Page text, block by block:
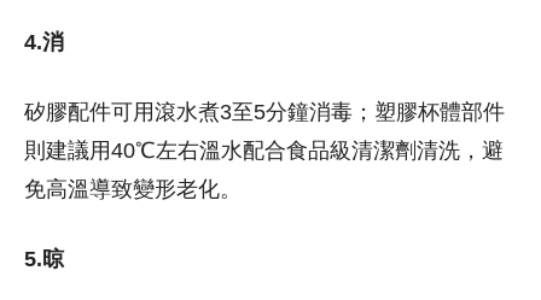
4.消
矽膠配件可用滾水煮3至5分鐘消毒；塑膠杯體部件
則建議用40℃左右溫水配合食品級清潔劑清洗，避
免高溫導致變形老化。
5.晾